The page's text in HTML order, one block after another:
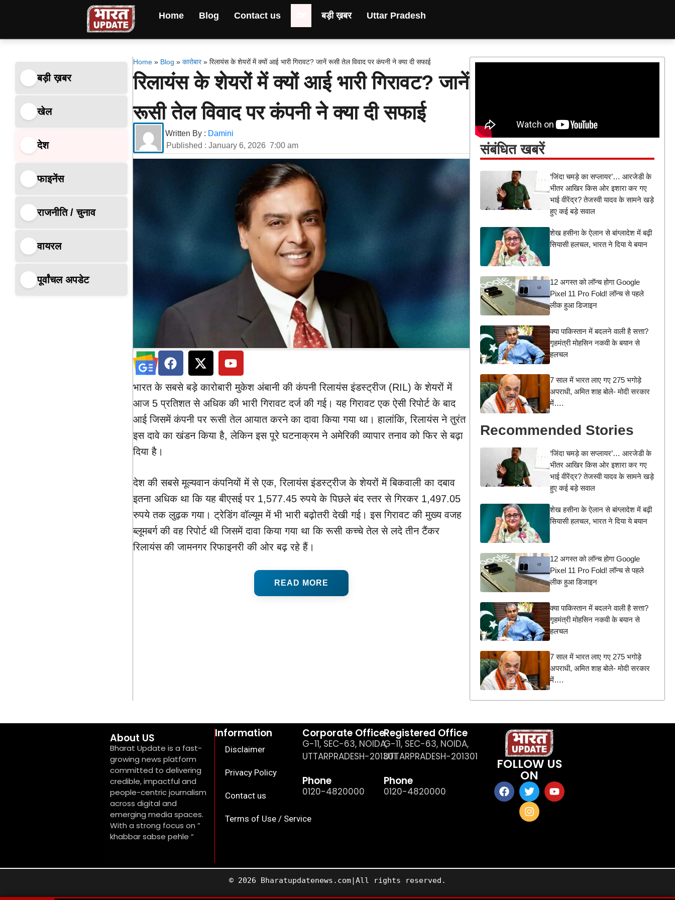
Home Blog Contact us बड़ी ख़बर Uttar Pradesh
बड़ी ख़बर
खेल
देश
फाइनेंस
राजनीति / चुनाव
वायरल
पूर्वांचल अपडेट
Home» Blog » कारोबार» रिलायंस के शेयरों में क्यों आई भारी गिरावट? जानें रूसी तेल विवाद पर कंपनी ने क्या दी सफाई
रिलायंस के शेयरों में क्यों आई भारी गिरावट? जानें
रूसी तेल विवाद पर कंपनी ने क्या दी सफाई
Written By : Damini
Published :January 6, 2026 7:00 am
भारत के सबसे बड़े कारोबारी मुकेश अंबानी की कंपनी रिलायंस इंडस्ट्रीज (RIL) के शेयरों में
आज 5 प्रतिशत से अधिक की भारी गिरावट दर्ज की गई। यह गिरावट एक ऐसी रिपोर्ट के बाद
आई जिसमें कंपनी पर रूसी तेल आयात करने का दावा किया गया था। हालांकि, रिलायंस ने तुरंत
इस दावे का खंडन किया है, लेकिन इस पूरे घटनाक्रम ने अमेरिकी व्यापार तनाव को फिर से बढ़ा
दिया है।
देश की सबसे मूल्यवान कंपनियों में से एक, रिलायंस इंडस्ट्रीज के शेयरों में बिकवाली का दबाव
इतना अधिक था कि यह बीएसई पर 1,577.45 रुपये के पिछले बंद स्तर से गिरकर 1,497.05
रुपये तक लुढ़क गया। ट्रेडिंग वॉल्यूम में भी भारी बढ़ोतरी देखी गई। इस गिरावट की मुख्य वजह
ब्लूमबर्ग की वह रिपोर्ट थी जिसमें दावा किया गया था कि रूसी कच्चे तेल से लदे तीन टैंकर
रिलायंस की जामनगर रिफाइनरी की ओर बढ़ रहे हैं।
READ MORE
संबंधित खबरें
‘जिंदा चमड़े का सप्लायर’… आरजेडी के
भीतर आखिर किस ओर इशारा कर गए
भाई वीरेंद्र? तेजस्वी यादव के सामने खड़े
हुए कई बड़े सवाल
शेख हसीना के ऐलान से बांग्लादेश में बढ़ी
सियासी हलचल, भारत ने दिया ये बयान
12 अगस्त को लॉन्च होगा Google
Pixel 11 Pro Fold! लॉन्च से पहले
लीक हुआ डिजाइन
क्या पाकिस्तान में बदलने वाली है सत्ता?
गृहमंत्री मोहसिन नकवी के बयान से
हलचल
7 साल में भारत लाए गए 275 भगोड़े
अपराधी, अमित शाह बोले- मोदी सरकार
में….
Recommended Stories
‘जिंदा चमड़े का सप्लायर’… आरजेडी के
भीतर आखिर किस ओर इशारा कर गए
भाई वीरेंद्र? तेजस्वी यादव के सामने खड़े
हुए कई बड़े सवाल
शेख हसीना के ऐलान से बांग्लादेश में बढ़ी
सियासी हलचल, भारत ने दिया ये बयान
12 अगस्त को लॉन्च होगा Google
Pixel 11 Pro Fold! लॉन्च से पहले
लीक हुआ डिजाइन
क्या पाकिस्तान में बदलने वाली है सत्ता?
गृहमंत्री मोहसिन नकवी के बयान से
हलचल
7 साल में भारत लाए गए 275 भगोड़े
अपराधी, अमित शाह बोले- मोदी सरकार
में….
About US
Bharat Update is a fast-
growing news platform
committed to delivering
credible, impactful and
people-centric journalism
across digital and
emerging media spaces.
With a strong focus on ”
khabbar sabse pehle “
Information
Disclaimer
Privacy Policy
Contact us
Terms of Use / Service
Corporate Office
G-11, SEC-63, NOIDA,
UTTARPRADESH-201301
Phone
0120-4820000
Registered Office
G-11, SEC-63, NOIDA,
UTTARPRADESH-201301
Phone
0120-4820000
FOLLOW US
ON
© 2026 Bharatupdatenews.com|All rights reserved.